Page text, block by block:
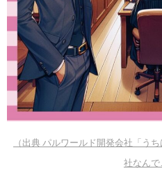
（出典 パルワールド開発会社「う
社なんで